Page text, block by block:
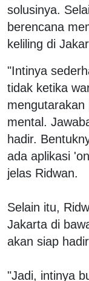
solusinya.
berencana
keliling di
"Intinya
tidak ketika
mengutarakan
mental.
hadir.
ada aplikasi
jelas Ridwan.
Selain itu,
Jakarta di
akan siap
"Jadi, intinya